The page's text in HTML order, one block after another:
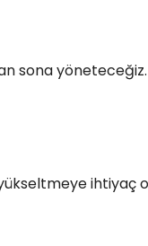
sona
ihtiyaç